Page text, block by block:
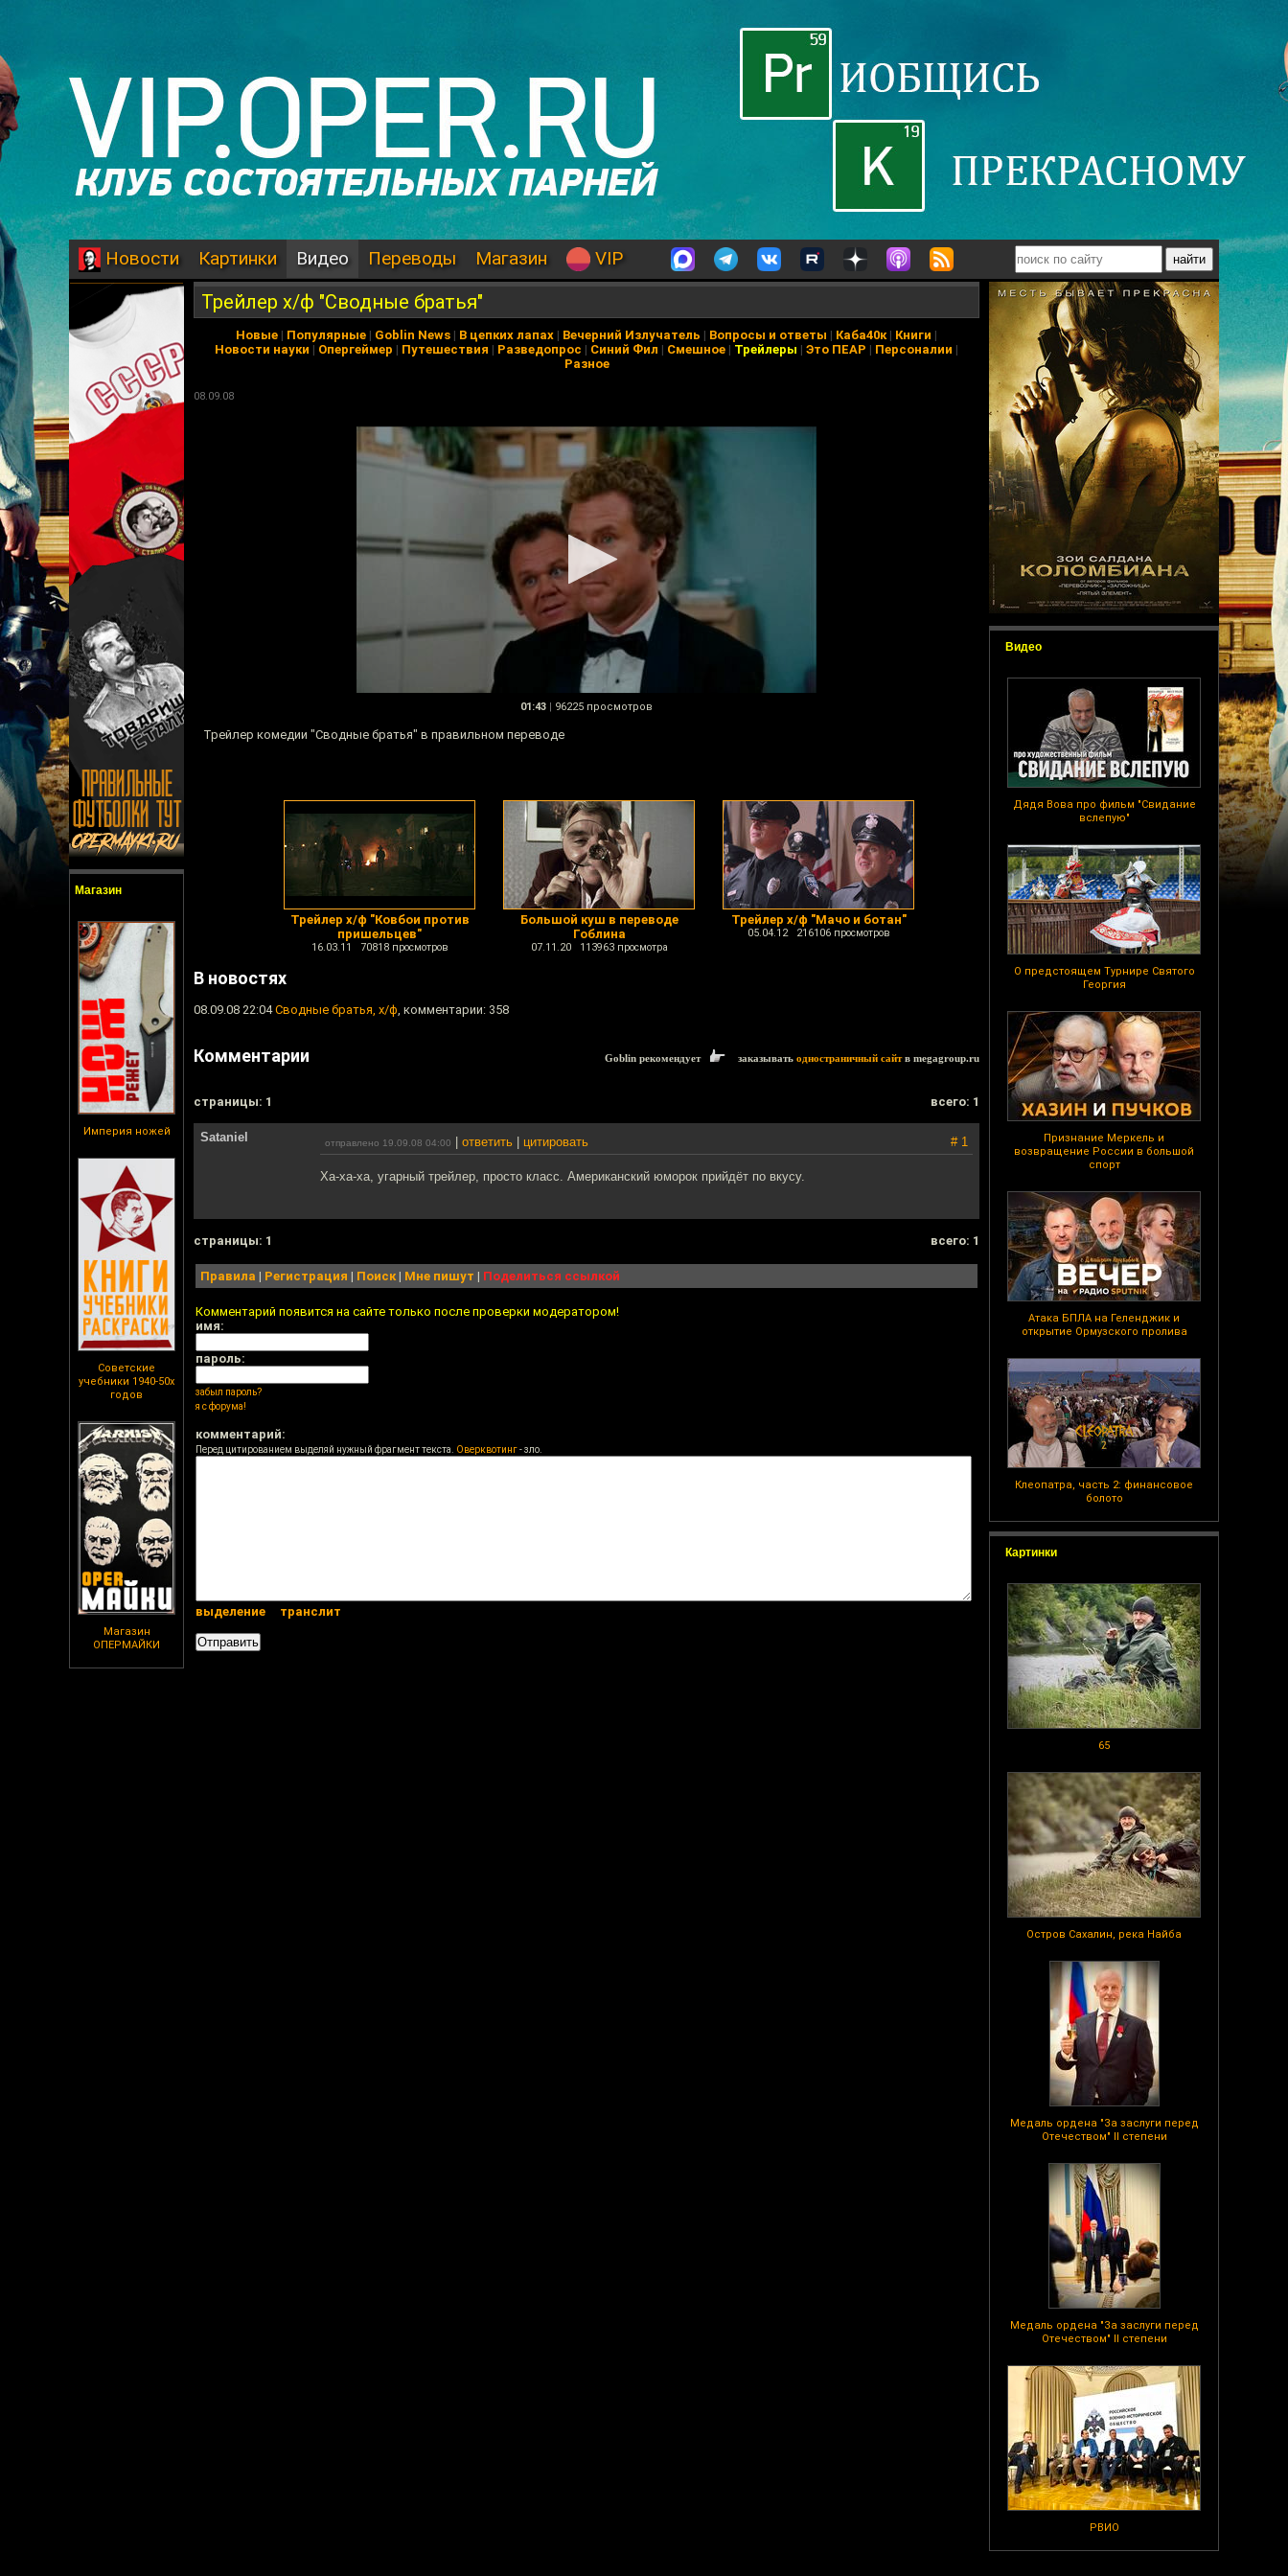
Новости Картинки Видео Переводы Магазин VIP
Магазин
Империя ножей
Советские
учебники 1940-50х
годов
Магазин
ОПЕРМАЙКИ
Видео
Дядя Вова про фильм "Свидание
вслепую"
О предстоящем Турнире Святого
Георгия
Признание Меркель и
возвращение России в большой
спорт
Атака БПЛА на Геленджик и
открытие Ормузского пролива
Клеопатра, часть 2: финансовое
болото
Картинки
65
Остров Сахалин, река Найба
Медаль ордена "За заслуги перед
Отечеством" II степени
Медаль ордена "За заслуги перед
Отечеством" II степени
РВИО
Трейлер х/ф "Сводные братья"
Новые | Популярные | Goblin News | В цепких лапах | Вечерний Излучатель | Вопросы и ответы | Каба40к| Книги |
Новости науки | Опергеймер | Путешествия | Разведопрос | Синий Фил | Смешное | Трейлеры | Это ПЕАР | Персоналии |
Разное
08.09.08
01:43 | 96225 просмотров
Трейлер комедии "Сводные братья" в правильном переводе
Трейлер х/ф "Ковбои против
пришельцев"
16.03.11 70818 просмотров
Большой куш в переводе
Гоблина
07.11.20 113963 просмотра
Трейлер х/ф "Мачо и ботан"
05.04.12 216106 просмотров
В новостях
08.09.08 22:04Сводные братья, х/ф, комментарии: 358
Комментарии Goblin рекомендует заказывать одностраничный сайтв megagroup.ru
cтраницы: 1 всего: 1
Sataniel отправлено 19.09.08 04:00 ответить цитировать # 1
Ха-ха-ха, угарный трейлер, просто класс. Американский юморок прийдёт по вкусу.
cтраницы: 1 всего: 1
Правила | Регистрация | Поиск| Мне пишут | Поделиться ссылкой
Комментарий появится на сайте только после проверки модератором!
имя:
пароль:
забыл пароль?
я с форума!
комментарий:
Перед цитированием выделяй нужный фрагмент текста. Оверквотинг- зло.
выделение транслит